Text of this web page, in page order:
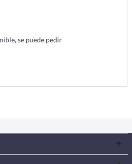
se puede pedir